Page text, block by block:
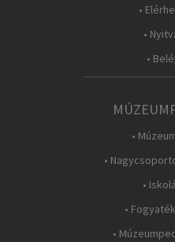
•
•
•
•
•
•
•
•